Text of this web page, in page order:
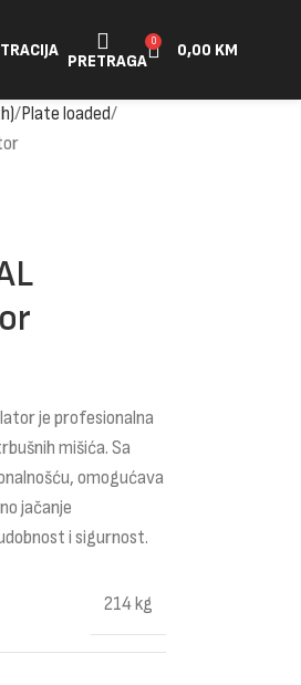
PRETRAGA
0 0,00 KM
Plate loaded
je profesionalna
mišića. Sa
omogućava
jačanje
i sigurnost.
214 kg